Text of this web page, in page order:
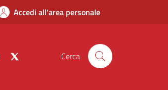
Accedi all'area personale
YouTube Cerca